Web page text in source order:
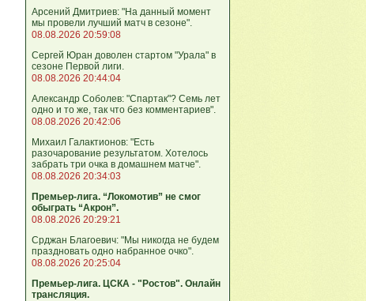
Арсений Дмитриев: "На данный момент
мы провели лучший матч в сезоне".
08.08.2026 20:59:08
Сергей Юран доволен стартом "Урала" в
сезоне Первой лиги.
08.08.2026 20:44:04
Александр Соболев: "Спартак"? Семь лет
одно и то же, так что без комментариев".
08.08.2026 20:42:06
Михаил Галактионов: "Есть
разочарование результатом. Хотелось
забрать три очка в домашнем матче".
08.08.2026 20:34:03
Премьер-лига. “Локомотив” не смог
обыграть “Акрон”.
08.08.2026 20:29:21
Срджан Благоевич: "Мы никогда не будем
праздновать одно набранное очко".
08.08.2026 20:25:04
Премьер-лига. ЦСКА - "Ростов". Онлайн
трансляция.